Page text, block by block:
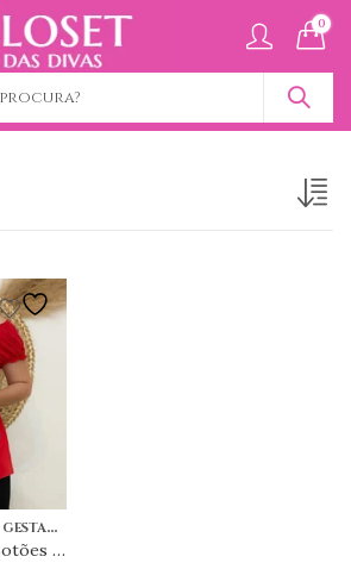
0
GESTANTE
Bata Gestante com Botões Amamentação